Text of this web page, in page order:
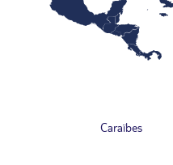
Caraïbes